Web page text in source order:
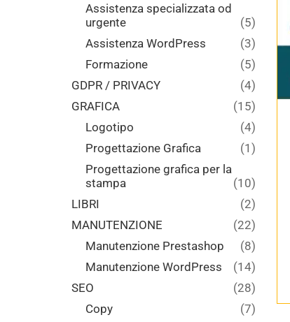
Assistenza specializzata od
urgente
(5)
Assistenza WordPress
(3)
Formazione
(5)
GDPR / PRIVACY
(4)
GRAFICA
(15)
Logotipo
(4)
Progettazione Grafica
(1)
Progettazione grafica per la
stampa
(10)
LIBRI
(2)
MANUTENZIONE
(22)
Manutenzione Prestashop
(8)
Manutenzione WordPress
(14)
SEO
(28)
Copy
(7)